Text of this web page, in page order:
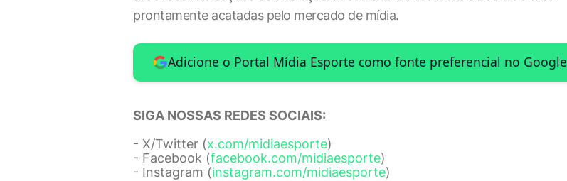
prontamente acatadas pelo mercado de mídia.
Adicione o Portal Mídia Esporte como fonte preferencial no Google
SIGA NOSSAS REDES SOCIAIS:
- X/Twitter (x.com/midiaesporte)
- Facebook (facebook.com/midiaesporte)
- Instagram (instagram.com/midiaesporte)